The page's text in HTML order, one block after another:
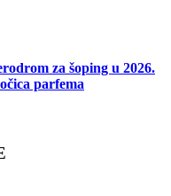
za šoping u 2026.
parfema